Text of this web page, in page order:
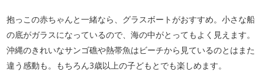
抱っこの赤ちゃんと一緒なら、グラスボートがおすすめ。小さな船
の底がガラスになっているので、海の中がとってもよく見えます。
沖縄のきれいなサンゴ礁や熱帯魚はビーチから見ているのとはまた
違う感動も。もちろん3歳以上の子どもとでも楽しめます。